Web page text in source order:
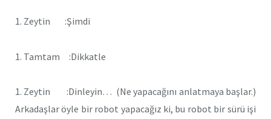
1. Zeytin :Şimdi
1. Tamtam :Dikkatle
1. Zeytin :Dinleyin… (Ne yapacağını anlatmaya başlar.)
Arkadaşlar öyle bir robot yapacağız ki, bu robot bir sürü işi